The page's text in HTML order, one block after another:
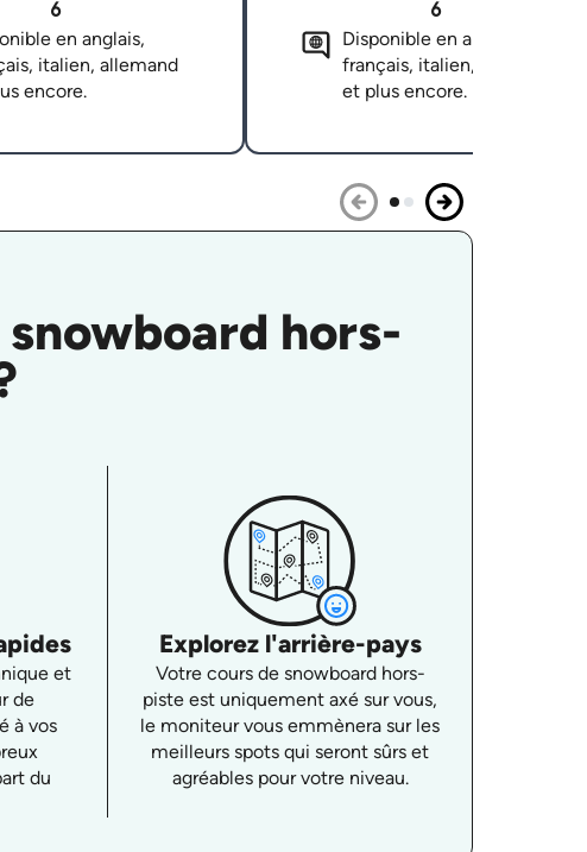
6
en anglais,
italien, allemand
encore.
6
Disponible en anglais,
français, italien, allemand
et plus encore.
hors-
et
de
à vos
du
Explorez l'arrière-pays
Votre cours de snowboard hors-
piste est uniquement axé sur vous,
le moniteur vous emmènera sur les
meilleurs spots qui seront sûrs et
agréables pour votre niveau.